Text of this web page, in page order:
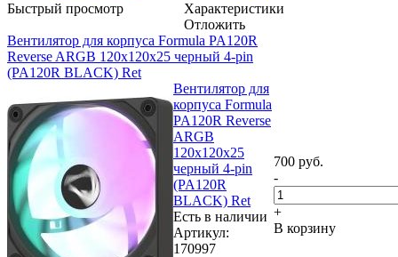
Быстрый просмотр
Характеристики
Отложить
Вентилятор для корпуса Formula PA120R
Reverse ARGB 120х120x25 черный 4-pin
(PA120R BLACK) Ret
Вентилятор для
корпуса Formula
PA120R Reverse
ARGB
120х120x25
черный 4-pin
(PA120R
BLACK) Ret
Есть в наличии
Артикул:
170997
700 руб.
-
+
В корзину